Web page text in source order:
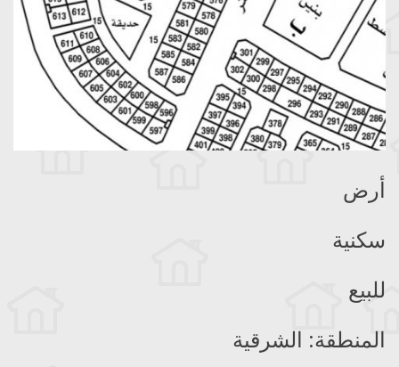
أرض
سكنية
للبيع
المنطقة: الشرقية